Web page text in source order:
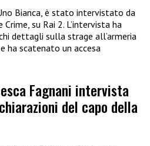
Bianca, è stato intervistato da
su Rai 2. L’intervista ha
dettagli sulla strage all’armeria
ha scatenato un accesa
Fagnani intervista
del capo della